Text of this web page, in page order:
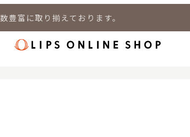
富に取り揃えております。